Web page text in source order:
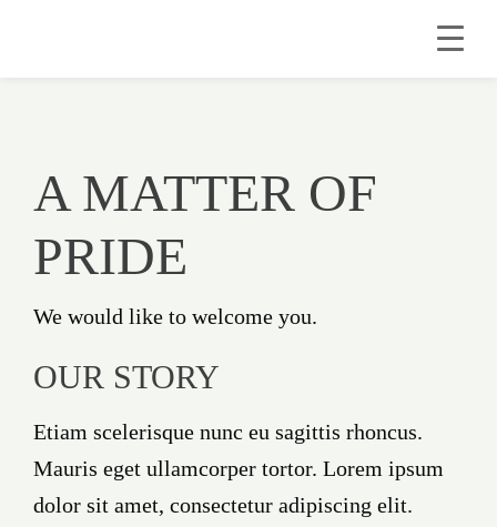
A MATTER OF
PRIDE
We would like to welcome you.
OUR STORY
Etiam scelerisque nunc eu sagittis rhoncus.
Mauris eget ullamcorper tortor. Lorem ipsum
dolor sit amet, consectetur adipiscing elit.